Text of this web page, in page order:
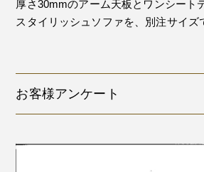
厚さ30mmのアーム天板とワンシート
スタイリッシュソファを、別注サイズ
お客様アンケート